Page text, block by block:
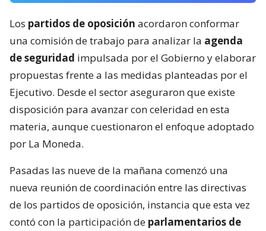
Los partidos de oposición acordaron conformar
una comisión de trabajo para analizar la agenda
de seguridad impulsada por el Gobierno y elaborar
propuestas frente a las medidas planteadas por el
Ejecutivo. Desde el sector aseguraron que existe
disposición para avanzar con celeridad en esta
materia, aunque cuestionaron el enfoque adoptado
por La Moneda.
Pasadas las nueve de la mañana comenzó una
nueva reunión de coordinación entre las directivas
de los partidos de oposición, instancia que esta vez
contó con la participación de parlamentarios de